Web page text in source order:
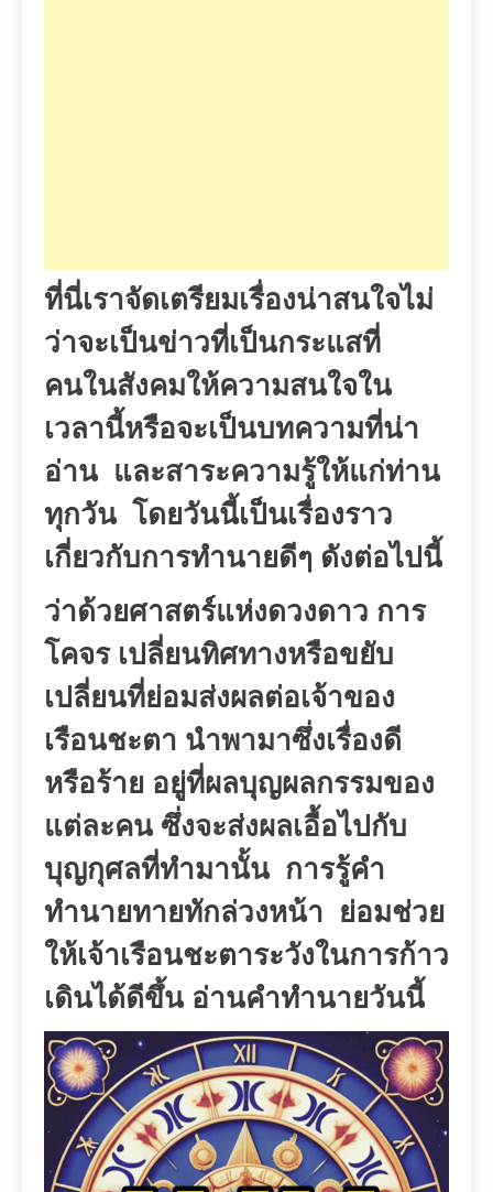
ที่นี่เราจัดเตรียมเรื่องน่าสนใจไม่
ว่าจะเป็นข่าวที่เป็นกระแสที่
คนในสังคมให้ความสนใจใน
เวลานี้หรือจะเป็นบทความที่น่า
อ่าน และสาระความรู้ให้แก่ท่าน
ทุกวัน โดยวันนี้เป็นเรื่องราว
เกี่ยวกับการทำนายดีๆ ดังต่อไปนี้
ว่าด้วยศาสตร์แห่งดวงดาว การ
โคจร เปลี่ยนทิศทางหรือขยับ
เปลี่ยนที่ย่อมส่งผลต่อเจ้าของ
เรือนชะตา นำพามาซึ่งเรื่องดี
หรือร้าย อยู่ที่ผลบุญผลกรรมของ
แต่ละคน ซึ่งจะส่งผลเอื้อไปกับ
บุญกุศลที่ทำมานั้น การรู้คำ
ทำนายทายทักล่วงหน้า ย่อมช่วย
ให้เจ้าเรือนชะตาระวังในการก้าว
เดินได้ดีขึ้น อ่านคำทำนายวันนี้